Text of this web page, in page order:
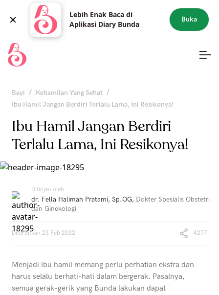
Lebih Enak Baca di
Aplikasi Diary Bunda
Buka
Bayi / Kehamilan Yang Sehat /
Ibu Hamil Jangan Berdiri Terlalu Lama, Ini Resikonya!
Ibu Hamil Jangan Berdiri
Terlalu Lama, Ini Resikonya!
Ditinjau oleh
dr. Fella Halimah Pratami, Sp.OG, Dokter Spesialis Obstetri
dan Ginekologi
Diterbitkan 23 Feb 2022 4277
Menjadi ibu hamil memang perlu perhatian ekstra dan
harus selalu berhati-hati dalam bergerak. Pasalnya,
semua gerak-gerik yang Bunda lakukan dapat